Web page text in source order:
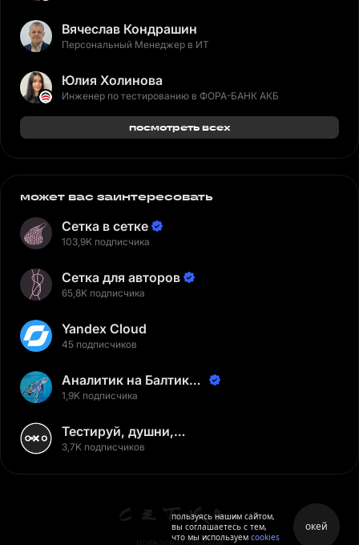
Вячеслав Кондрашин
Персональный Менеджер в ИТ
Юлия Холинова
Инженер по тестированию в ФОРА-БАНК АКБ
посмотреть всех
может вас заинтересовать
Сетка в сетке
103,9K подписчика
Сетка для авторов
65,8K подписчика
Yandex Cloud
45 подписчиков
Аналитик на Балтике |
Неверов Станислав
1,9K подписчика
Тестируй, душни,
наслаждайся
3,7K подписчиков
пользовательское
пользуясь нашим сайтом,
вы соглашаетесь с тем,
что мы используем cookies
окей